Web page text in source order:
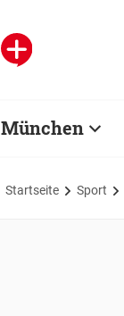
München
Startseite Sport